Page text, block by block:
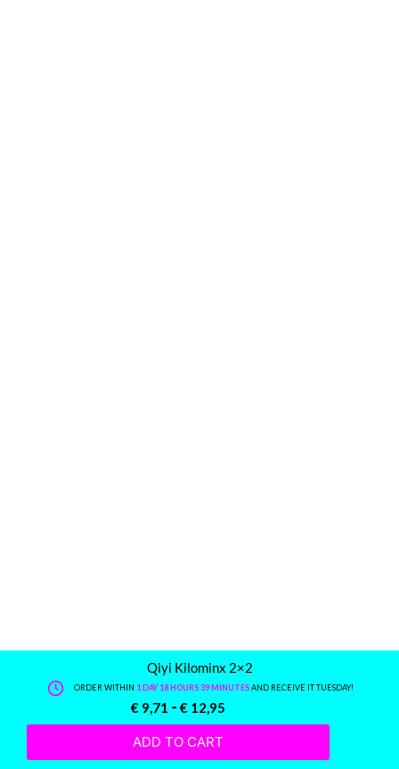
Qiyi Kilominx 2×2
ORDER WITHIN 1 DAY 18 HOURS 39 MINUTESAND RECEIVE IT TUESDAY!
€ 9,71 - € 12,95
ADD TO CART